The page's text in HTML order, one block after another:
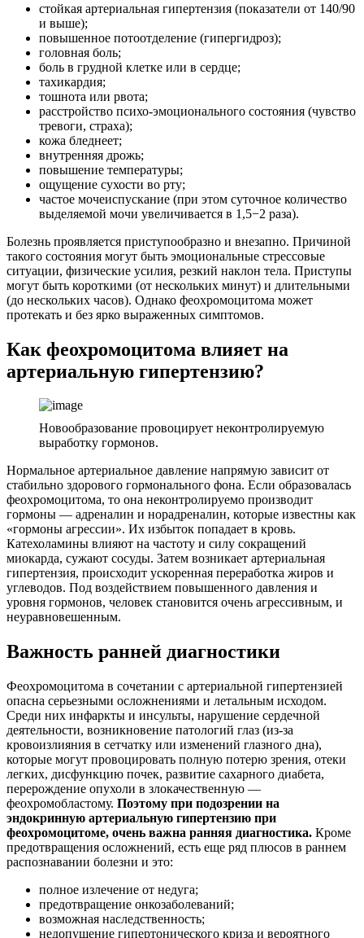
стойкая артериальная гипертензия (показатели от 140/90
и выше);
повышенное потоотделение (гипергидроз);
головная боль;
боль в грудной клетке или в сердце;
тахикардия;
тошнота или рвота;
расстройство психо-эмоционального состояния (чувство
тревоги, страха);
кожа бледнеет;
внутренняя дрожь;
повышение температуры;
ощущение сухости во рту;
частое мочеиспускание (при этом суточное количество
выделяемой мочи увеличивается в 1,5−2 раза).
Болезнь проявляется приступообразно и внезапно. Причиной
такого состояния могут быть эмоциональные стрессовые
ситуации, физические усилия, резкий наклон тела. Приступы
могут быть короткими (от нескольких минут) и длительными
(до нескольких часов). Однако феохромоцитома может
протекать и без ярко выраженных симптомов.
Как феохромоцитома влияет на
артериальную гипертензию?
Новообразование провоцирует неконтролируемую
выработку гормонов.
Нормальное артериальное давление напрямую зависит от
стабильно здорового гормонального фона. Если образовалась
феохромоцитома, то она неконтролируемо производит
гормоны — адреналин и норадреналин, которые известны как
«гормоны агрессии». Их избыток попадает в кровь.
Катехоламины влияют на частоту и силу сокращений
миокарда, сужают сосуды. Затем возникает артериальная
гипертензия, происходит ускоренная переработка жиров и
углеводов. Под воздействием повышенного давления и
уровня гормонов, человек становится очень агрессивным, и
неуравновешенным.
Важность ранней диагностики
Феохромоцитома в сочетании с артериальной гипертензией
опасна серьезными осложнениями и летальным исходом.
Среди них инфаркты и инсульты, нарушение сердечной
деятельности, возникновение патологий глаз (из-за
кровоизлияния в сетчатку или изменений глазного дна),
которые могут провоцировать полную потерю зрения, отеки
легких, дисфункцию почек, развитие сахарного диабета,
перерождение опухоли в злокачественную —
феохромобластому. Поэтому при подозрении на
эндокринную артериальную гипертензию при
феохромоцитоме, очень важна ранняя диагностика. Кроме
предотвращения осложнений, есть еще ряд плюсов в раннем
распознавании болезни и это:
полное излечение от недуга;
предотвращение онкозаболеваний;
возможная наследственность;
недопущение гипертонического криза и вероятного